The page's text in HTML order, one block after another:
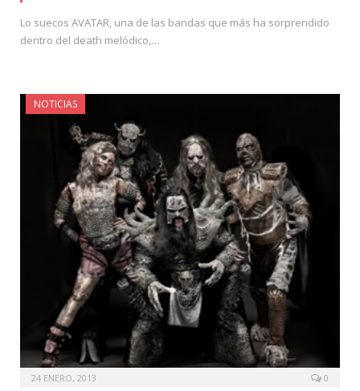
Lo suecos AVATAR, una de las bandas que más ha sorprendido
dentro del death melódico,…
NOTICIAS
24 ENERO, 2013 0